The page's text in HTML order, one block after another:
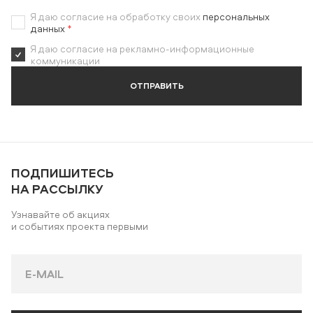
Я даю согласие на обработку своих персональных
данных *
Я даю согласие на рекламно-информационные
коммуникации
ОТПРАВИТЬ
ПОДПИШИТЕСЬ
НА РАССЫЛКУ
Узнавайте об акциях
и событиях проекта первыми